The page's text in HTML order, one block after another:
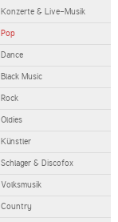
Konzerte & Live-Musik
Pop
Dance
Black Music
Rock
Oldies
Künstler
Schlager & Discofox
Volksmusik
Country